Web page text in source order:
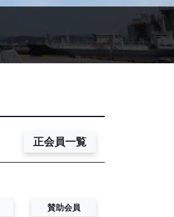
正会員一覧
賛助会員